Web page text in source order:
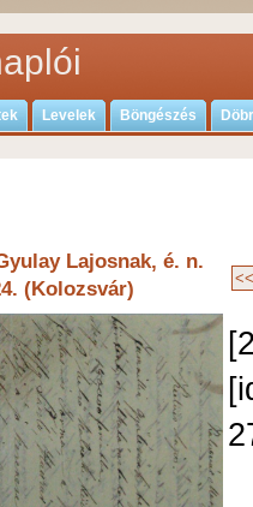
Levelek Böngészés
Lajosnak, é. n.
(Kolozsvár)